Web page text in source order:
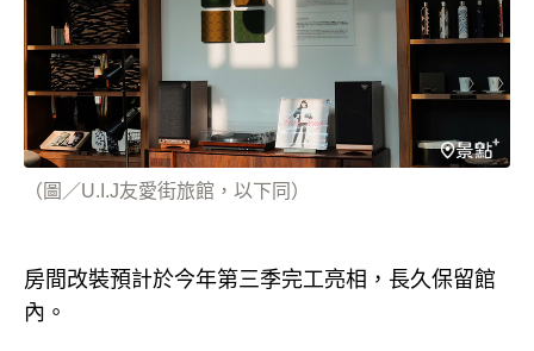
（圖／U.I.J友愛街旅館，以下同）
房間改裝預計於今年第三季完工亮相，長久保留館
內。